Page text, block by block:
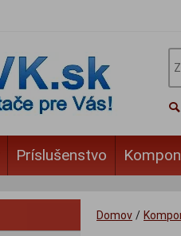
Príslušenstvo
Domov /